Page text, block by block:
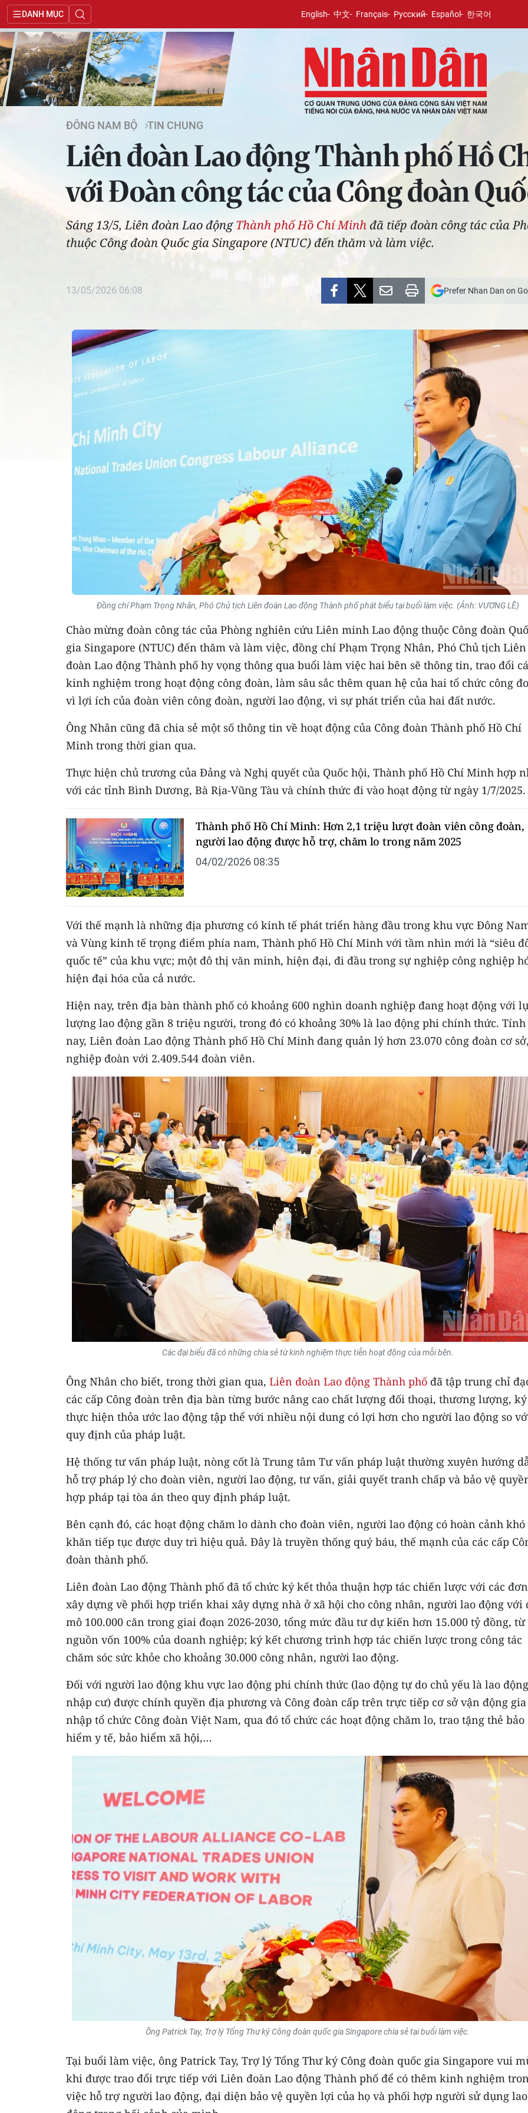
DANH MỤC English 中文 Français Русский Español 한국어
ĐÔNG NAM BỘ TIN CHUNG
Liên đoàn Lao động Thành phố Hồ
với Đoàn công tác của Công đoàn
Sáng 13/5, Liên đoàn Lao độngThành phố Hồ Chí Minhđã tiếp đoàn công tác của
thuộc Công đoàn Quốc gia Singapore (NTUC) đến thăm và làm việc.
13/05/2026 06:08 Prefer Nhan Dan on
Đồng chí Phạm Trọng Nhân, Phó Chủ tịch Liên đoàn Lao động Thành phố phát biểu tại buổi làm việc. (Ảnh: VƯƠNG LÊ)
Chào mừng đoàn công tác của Phòng nghiên cứu Liên minh Lao động thuộc Công đoàn
gia Singapore (NTUC) đến thăm và làm việc, đồng chí Phạm Trọng Nhân, Phó Chủ tịch Liên
đoàn Lao động Thành phố hy vọng thông qua buổi làm việc hai bên sẽ thông tin, trao đổi
kinh nghiệm trong hoạt động công đoàn, làm sâu sắc thêm quan hệ của hai tổ chức công
vì lợi ích của đoàn viên công đoàn, người lao động, vì sự phát triển của hai đất nước.
Ông Nhân cũng đã chia sẻ một số thông tin về hoạt động của Công đoàn Thành phố Hồ Chí
Minh trong thời gian qua.
Thực hiện chủ trương của Đảng và Nghị quyết của Quốc hội, Thành phố Hồ Chí Minh hợp
với các tỉnh Bình Dương, Bà Rịa-Vũng Tàu và chính thức đi vào hoạt động từ ngày 1/7/2025.
Thành phố Hồ Chí Minh: Hơn 2,1 triệu lượt đoàn viên công đoàn,
người lao động được hỗ trợ, chăm lo trong năm 2025
04/02/2026 08:35
Với thế mạnh là những địa phương có kinh tế phát triển hàng đầu trong khu vực Đông
và Vùng kinh tế trọng điểm phía nam, Thành phố Hồ Chí Minh với tầm nhìn mới là “siêu
quốc tế” của khu vực; một đô thị văn minh, hiện đại, đi đầu trong sự nghiệp công nghiệp
hiện đại hóa của cả nước.
Hiện nay, trên địa bàn thành phố có khoảng 600 nghìn doanh nghiệp đang hoạt động với
lượng lao động gần 8 triệu người, trong đó có khoảng 30% là lao động phi chính thức. Tính
nay, Liên đoàn Lao động Thành phố Hồ Chí Minh đang quản lý hơn 23.070 công đoàn cơ sở,
nghiệp đoàn với 2.409.544 đoàn viên.
Các đại biểu đã có những chia sẻ từ kinh nghiệm thực tiễn hoạt động của mỗi bên.
Ông Nhân cho biết, trong thời gian qua, Liên đoàn Lao động Thành phố đã tập trung chỉ
các cấp Công đoàn trên địa bàn từng bước nâng cao chất lượng đối thoại, thương lượng,
thực hiện thỏa ước lao động tập thể với nhiều nội dung có lợi hơn cho người lao động so
quy định của pháp luật.
Hệ thống tư vấn pháp luật, nòng cốt là Trung tâm Tư vấn pháp luật thường xuyên hướng
hỗ trợ pháp lý cho đoàn viên, người lao động, tư vấn, giải quyết tranh chấp và bảo vệ
hợp pháp tại tòa án theo quy định pháp luật.
Bên cạnh đó, các hoạt động chăm lo dành cho đoàn viên, người lao động có hoàn cảnh khó
khăn tiếp tục được duy trì hiệu quả. Đây là truyền thống quý báu, thế mạnh của các cấp
đoàn thành phố.
Liên đoàn Lao động Thành phố đã tổ chức ký kết thỏa thuận hợp tác chiến lược với các
xây dựng về phối hợp triển khai xây dựng nhà ở xã hội cho công nhân, người lao động với
mô 100.000 căn trong giai đoạn 2026-2030, tổng mức đầu tư dự kiến hơn 15.000 tỷ đồng, từ
nguồn vốn 100% của doanh nghiệp; ký kết chương trình hợp tác chiến lược trong công tác
chăm sóc sức khỏe cho khoảng 30.000 công nhân, người lao động.
Đối với người lao động khu vực lao động phi chính thức (lao động tự do chủ yếu là lao động
nhập cư) được chính quyền địa phương và Công đoàn cấp trên trực tiếp cơ sở vận động gia
nhập tổ chức Công đoàn Việt Nam, qua đó tổ chức các hoạt động chăm lo, trao tặng thẻ bảo
hiểm y tế, bảo hiểm xã hội,…
Ông Patrick Tay, Trợ lý Tổng Thư ký Công đoàn quốc gia Singapore chia sẻ tại buổi làm việc.
Tại buổi làm việc, ông Patrick Tay, Trợ lý Tổng Thư ký Công đoàn quốc gia Singapore vui
khi được trao đổi trực tiếp với Liên đoàn Lao động Thành phố để có thêm kinh nghiệm
việc hỗ trợ người lao động, đại diện bảo vệ quyền lợi của họ và phối hợp người sử dụng lao